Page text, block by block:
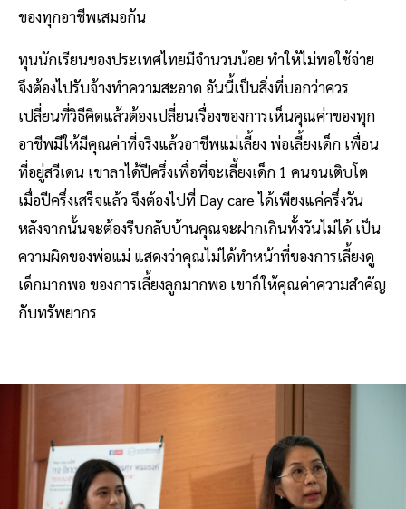
ของทุกอาชีพเสมอกัน
ทุนนักเรียนของประเทศไทยมีจำนวนน้อย ทำให้ไม่พอใช้จ่าย
จึงต้องไปรับจ้างทำความสะอาด อันนี้เป็นสิ่งที่บอกว่าควร
เปลี่ยนที่วิธีคิดแล้วต้องเปลี่ยนเรื่องของการเห็นคุณค่าของทุก
อาชีพมีให้มีคุณค่าที่จริงแล้วอาชีพแม่เลี้ยง พ่อเลี้ยงเด็ก เพื่อน
ที่อยู่สวีเดน เขาลาได้ปีครึ่งเพื่อที่จะเลี้ยงเด็ก 1 คนจนเติบโต
เมื่อปีครึ่งเสร็จแล้ว จึงต้องไปที่ Day care ได้เพียงแค่ครึ่งวัน
หลังจากนั้นจะต้องรีบกลับบ้านคุณจะฝากเกินทั้งวันไม่ได้ เป็น
ความผิดของพ่อแม่ แสดงว่าคุณไม่ได้ทำหน้าที่ของการเลี้ยงดู
เด็กมากพอ ของการเลี้ยงลูกมากพอ เขาก็ให้คุณค่าความสำคัญ
กับทรัพยากร